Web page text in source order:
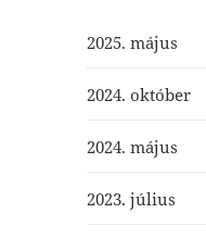
2025. május
2024. október
2024. május
2023. július